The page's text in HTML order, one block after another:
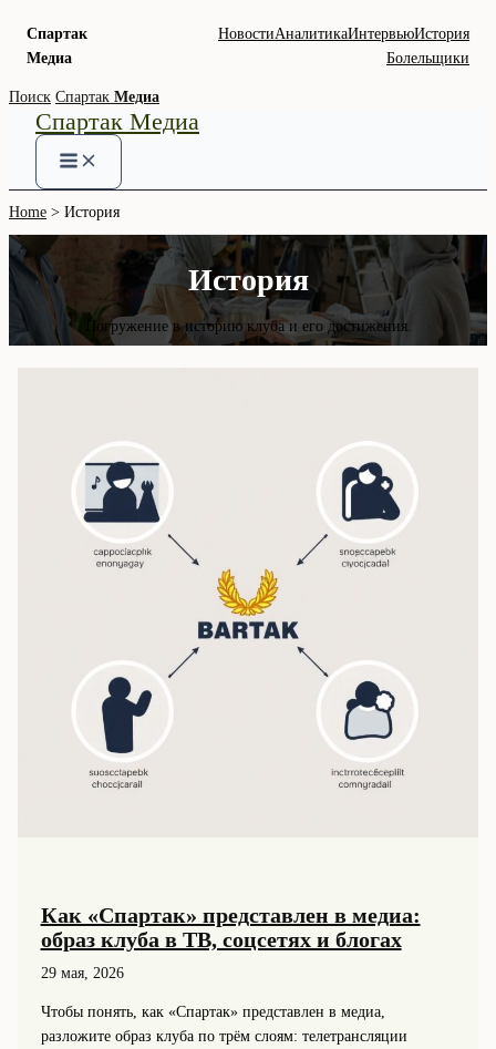
Спартак
Медиа
НовостиАналитикаИнтервьюИстория
Болельщики
Skip
content
Поиск Спартак Медиа
Спартак Медиа
Home История
История
Погружение в историю клуба и его достижения.
Как «Спартак» представлен в медиа:
образ клуба в ТВ, соцсетях и блогах
29 мая, 2026
Чтобы понять, как «Спартак» представлен в медиа,
разложите образ клуба по трём слоям: телетрансляции